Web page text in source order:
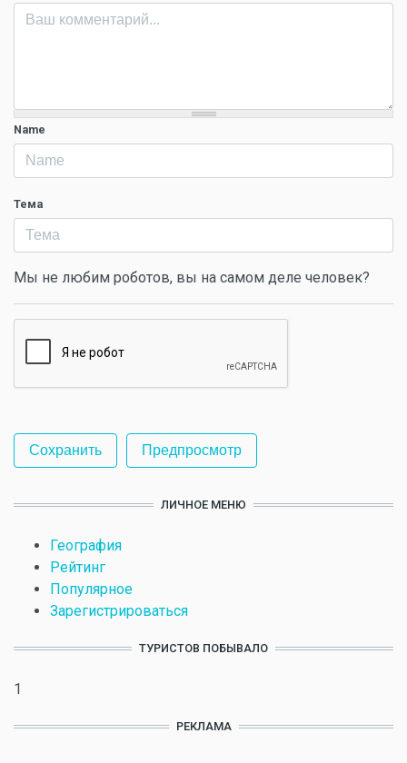
Name
Тема
Мы не любим роботов, вы на самом деле человек?
ЛИЧНОЕ МЕНЮ
География
Рейтинг
Популярное
Зарегистрироваться
ТУРИСТОВ ПОБЫВАЛО
1
РЕКЛАМА